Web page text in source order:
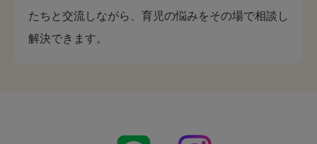
たちと交流しながら、育児の悩みをその場で相談し
解決できます。